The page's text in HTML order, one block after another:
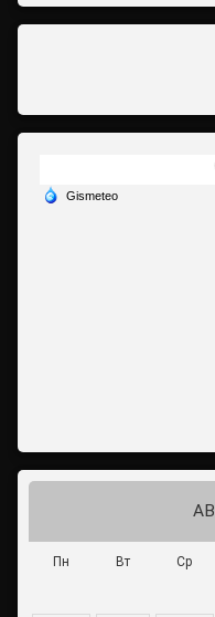
Пн Вт Ср